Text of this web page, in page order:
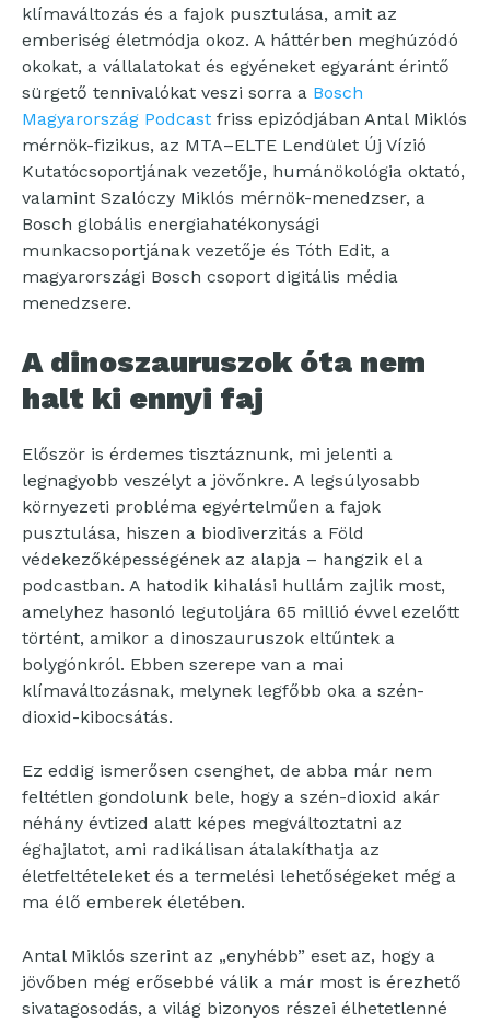
klímaváltozás és a fajok pusztulása, amit az
emberiség életmódja okoz. A háttérben meghúzódó
okokat, a vállalatokat és egyéneket egyaránt érintő
sürgető tennivalókat veszi sorra a Bosch
Magyarország Podcast friss epizódjában Antal Miklós
mérnök-fizikus, az MTA–ELTE Lendület Új Vízió
Kutatócsoportjának vezetője, humánökológia oktató,
valamint Szalóczy Miklós mérnök-menedzser, a
Bosch globális energiahatékonysági
munkacsoportjának vezetője és Tóth Edit, a
magyarországi Bosch csoport digitális média
menedzsere.
A dinoszauruszok óta nem
halt ki ennyi faj
Először is érdemes tisztáznunk, mi jelenti a
legnagyobb veszélyt a jövőnkre. A legsúlyosabb
környezeti probléma egyértelműen a fajok
pusztulása, hiszen a biodiverzitás a Föld
védekezőképességének az alapja – hangzik el a
podcastban. A hatodik kihalási hullám zajlik most,
amelyhez hasonló legutoljára 65 millió évvel ezelőtt
történt, amikor a dinoszauruszok eltűntek a
bolygónkról. Ebben szerepe van a mai
klímaváltozásnak, melynek legfőbb oka a szén-
dioxid-kibocsátás.
Ez eddig ismerősen csenghet, de abba már nem
feltétlen gondolunk bele, hogy a szén-dioxid akár
néhány évtized alatt képes megváltoztatni az
éghajlatot, ami radikálisan átalakíthatja az
életfeltételeket és a termelési lehetőségeket még a
ma élő emberek életében.
Antal Miklós szerint az „enyhébb” eset az, hogy a
jövőben még erősebbé válik a már most is érezhető
sivatagosodás, a világ bizonyos részei élhetetlenné